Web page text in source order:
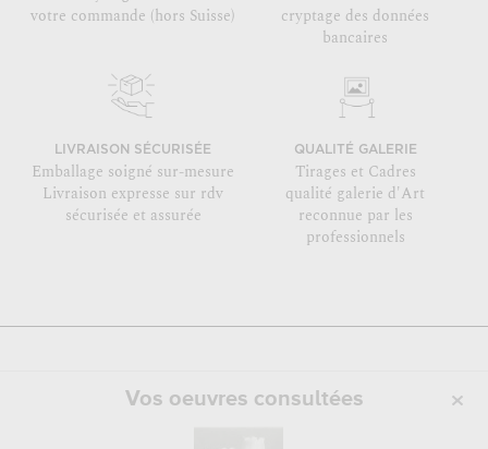
votre commande (hors Suisse)
cryptage des données
bancaires
LIVRAISON SÉCURISÉE
Emballage soigné sur-mesure
Livraison expresse sur rdv
sécurisée et assurée
QUALITÉ GALERIE
Tirages et Cadres
qualité galerie d'Art
reconnue par les
professionnels
Vos oeuvres consultées